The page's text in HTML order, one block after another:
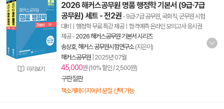
미리보기
2026 해커스공무원 명품 행정학 기본서 (9급·7급
공무원) 세트 - 전2권 - 9급·7급 공무원, 국회직, 군무원 시험
대비ㅣ행정학 무료 특강 제공ㅣ합격예측 온라인 모의고사 응시권
제공- 2026 해커스공무원 기본서 시리즈
송상호, 해커스 공무원시험연구소(지은이)
해커스공무원 2025년 07월
45,000원 (10% 할인 / 2,500원)
구판절판
책소개페이지에서 분철 선택 가능